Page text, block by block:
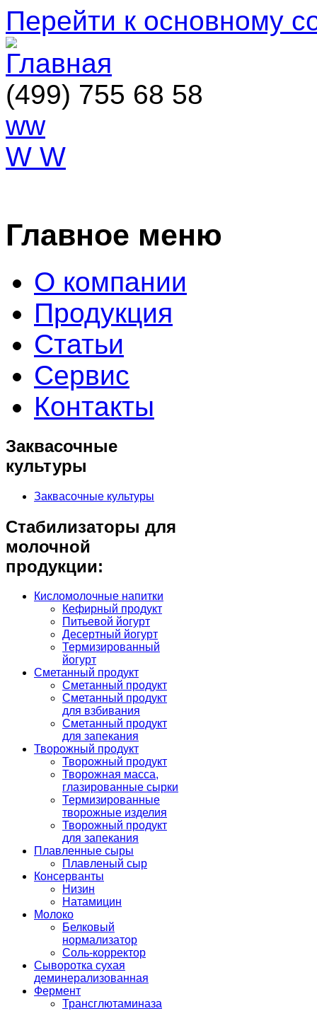
Перейти к основному
(499) 755 68 58
ww
W W
Главное меню
О компании
Продукция
Статьи
Сервис
Контакты
Заквасочные
культуры
Заквасочные культуры
Стабилизаторы для
молочной
продукции:
Кисломолочные напитки
Кефирный продукт
Питьевой йогурт
Десертный йогурт
Термизированный
йогурт
Сметанный продукт
Сметанный продукт
Сметанный продукт
для взбивания
Сметанный продукт
для запекания
Творожный продукт
Творожный продукт
Творожная масса,
глазированные сырки
Термизированные
творожные изделия
Творожный продукт
для запекания
Плавленные сыры
Плавленый сыр
Консерванты
Низин
Натамицин
Молоко
Белковый
нормализатор
Соль-корректор
Сыворотка сухая
деминерализованная
Фермент
Трансглютаминаза